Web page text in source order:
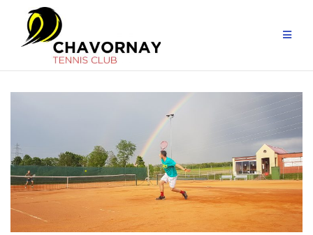
contenu